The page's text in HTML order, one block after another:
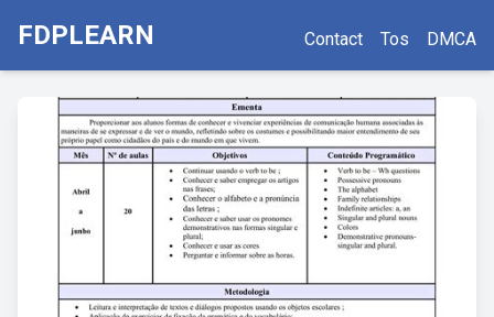
FDPLEARN Contact Tos DMCA